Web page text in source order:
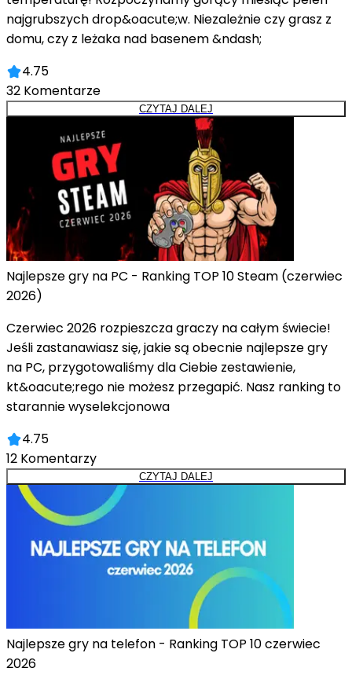
najgrubszych drop&oacute;w. Niezależnie czy grasz z
domu, czy z leżaka nad basenem &ndash;
4.75
32 Komentarze
CZYTAJ DALEJ
Najlepsze gry na PC - Ranking TOP 10 Steam (czerwiec
2026)
Czerwiec 2026 rozpieszcza graczy na całym świecie!
Jeśli zastanawiasz się, jakie są obecnie najlepsze gry
na PC, przygotowaliśmy dla Ciebie zestawienie,
kt&oacute;rego nie możesz przegapić. Nasz ranking to
starannie wyselekcjonowa
4.75
12 Komentarzy
CZYTAJ DALEJ
Najlepsze gry na telefon - Ranking TOP 10 czerwiec
2026